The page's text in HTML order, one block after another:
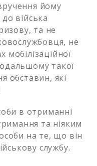
йому
війська
та не
не
такої
обставин, які
в отриманні
та ніяким
на те, що він
службу.